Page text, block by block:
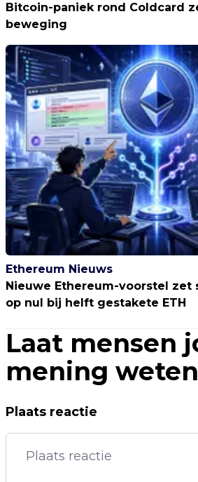
Bitcoin-paniek rond Coldcard
beweging
Ethereum Nieuws
Nieuwe Ethereum-voorstel zet
op nul bij helft gestakete ETH
Laat mensen
mening weten
Plaats reactie